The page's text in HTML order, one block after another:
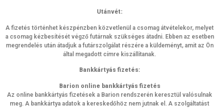
Utánvét:
A fizetés történhet készpénzben közvetlenül a csomag átvételekor, melyet
a csomag kézbesítését végző futárnak szükséges átadni. Ebben az esetben
megrendelés után átadjuk a futárszolgálat részére a küldeményt, amit az Ön
által megadott címre kiszállítanak.
Bankkártyás fizetés:
Barion online bankkártyás fizetés
Az online bankkártyás fizetések a Barion rendszerén keresztül valósulnak
meg. A bankkártya adatok a kereskedőhöz nem jutnak el. A szolgáltatást